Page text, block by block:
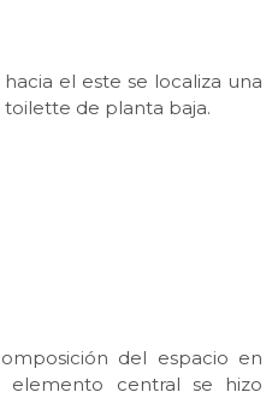
el este se localiza una
toilette de planta baja.
del espacio en
central se hizo